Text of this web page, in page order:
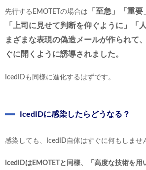
先行するEMOTETの場合は
「至急」「重要
「上司に見せて判断を仰ぐように」「
まざまな表現の偽造メールが作られて
ぐに開くように誘導されました。
IcedIDも同様に進化するはずです。
IcedIDに感染したらどうなる？
感染しても、IcedID自体はすぐに何もしませ
IcedIDはEMOTETと同様、「高度な技術を用